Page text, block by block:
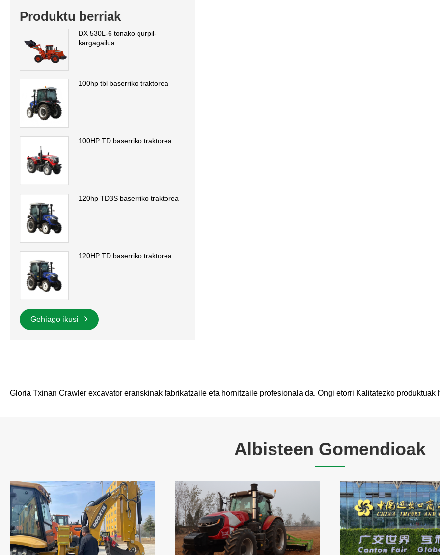
Produktu berriak
DX 530L-6 tonako gurpil-
kargagailua
100hp tbl baserriko traktorea
100HP TD baserriko traktorea
120hp TD3S baserriko traktorea
120HP TD baserriko traktorea
Gehiago ikusi
Gloria Txinan Crawler excavator eranskinak fabrikatzaile eta hornitzaile profesionala da. Ongi etorri Kalitatezko produktuak
Albisteen Gomendioak